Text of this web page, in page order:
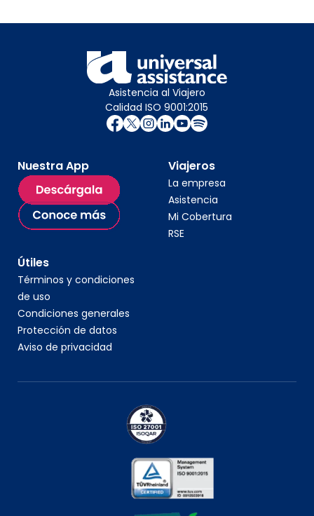
Asistencia al Viajero
Calidad ISO 9001:2015
Nuestra App Viajeros
La empresa
Asistencia
Mi Cobertura
RSE
Útiles
Términos y condiciones
de uso
Condiciones generales
Protección de datos
Aviso de privacidad